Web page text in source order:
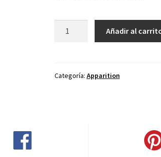
Oakley
Añadir al
Categoría: Apparition